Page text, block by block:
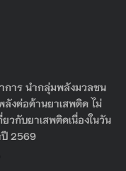
การ นำกลุ่มพลังมวลชน
งต่อต้านยาเสพติด ไม่
วกับยาเสพติดเนื่องในวัน
ปี 2569